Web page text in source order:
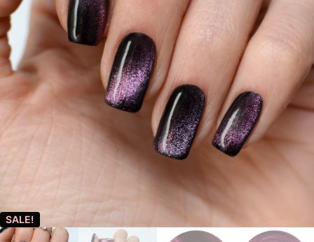
SALE!